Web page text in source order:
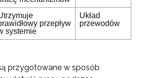
przepływ
systemie
Układ
przewodów
przygotowane w sposób